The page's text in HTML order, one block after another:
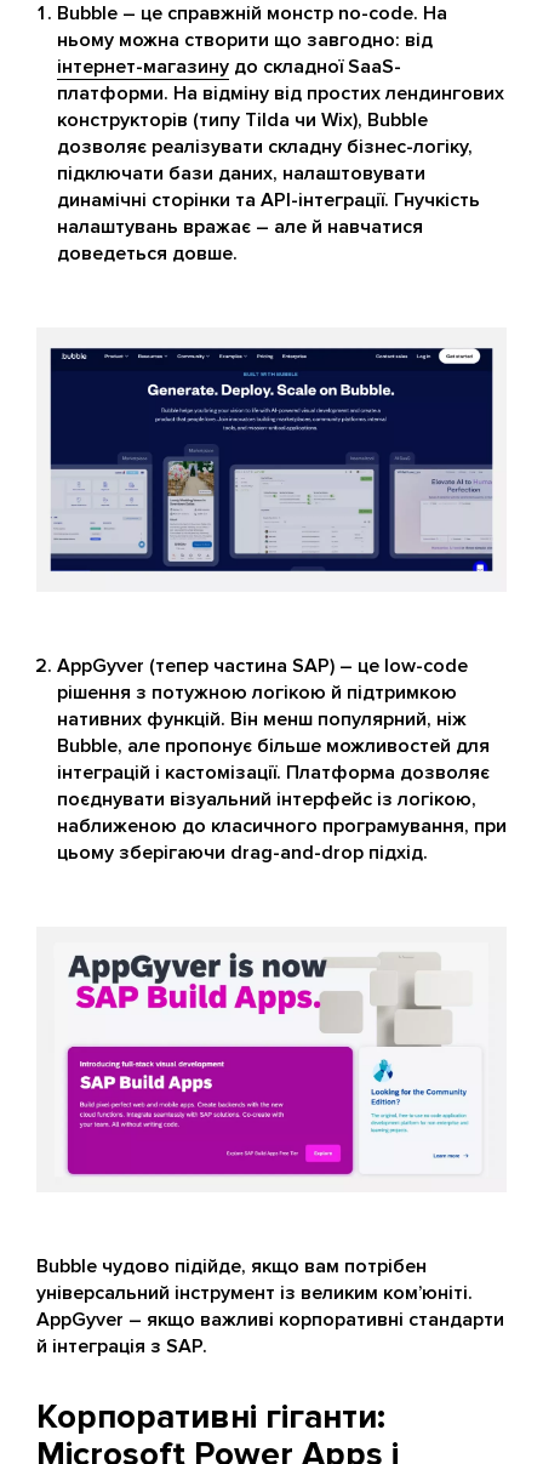
Bubble – це справжній монстр no-code. На
ньому можна створити що завгодно: від
інтернет-магазину до складної SaaS-
платформи. На відміну від простих лендингових
конструкторів (типу Tilda чи Wix), Bubble
дозволяє реалізувати складну бізнес-логіку,
підключати бази даних, налаштовувати
динамічні сторінки та API-інтеграції. Гнучкість
налаштувань вражає – але й навчатися
доведеться довше.
AppGyver (тепер частина SAP) – це low-code
рішення з потужною логікою й підтримкою
нативних функцій. Він менш популярний, ніж
Bubble, але пропонує більше можливостей для
інтеграцій і кастомізації. Платформа дозволяє
поєднувати візуальний інтерфейс із логікою,
наближеною до класичного програмування, при
цьому зберігаючи drag-and-drop підхід.
Bubble чудово підійде, якщо вам потрібен
універсальний інструмент із великим ком’юніті.
AppGyver – якщо важливі корпоративні стандарти
й інтеграція з SAP.
Корпоративні гіганти:
Microsoft Power Apps і